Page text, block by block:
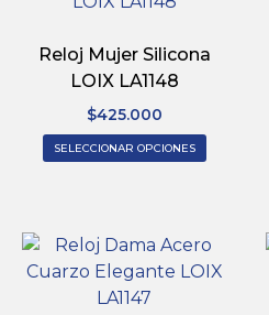
Reloj Mujer Silicona
LOIX LA1148
$425.000
SELECCIONAR OPCIONES